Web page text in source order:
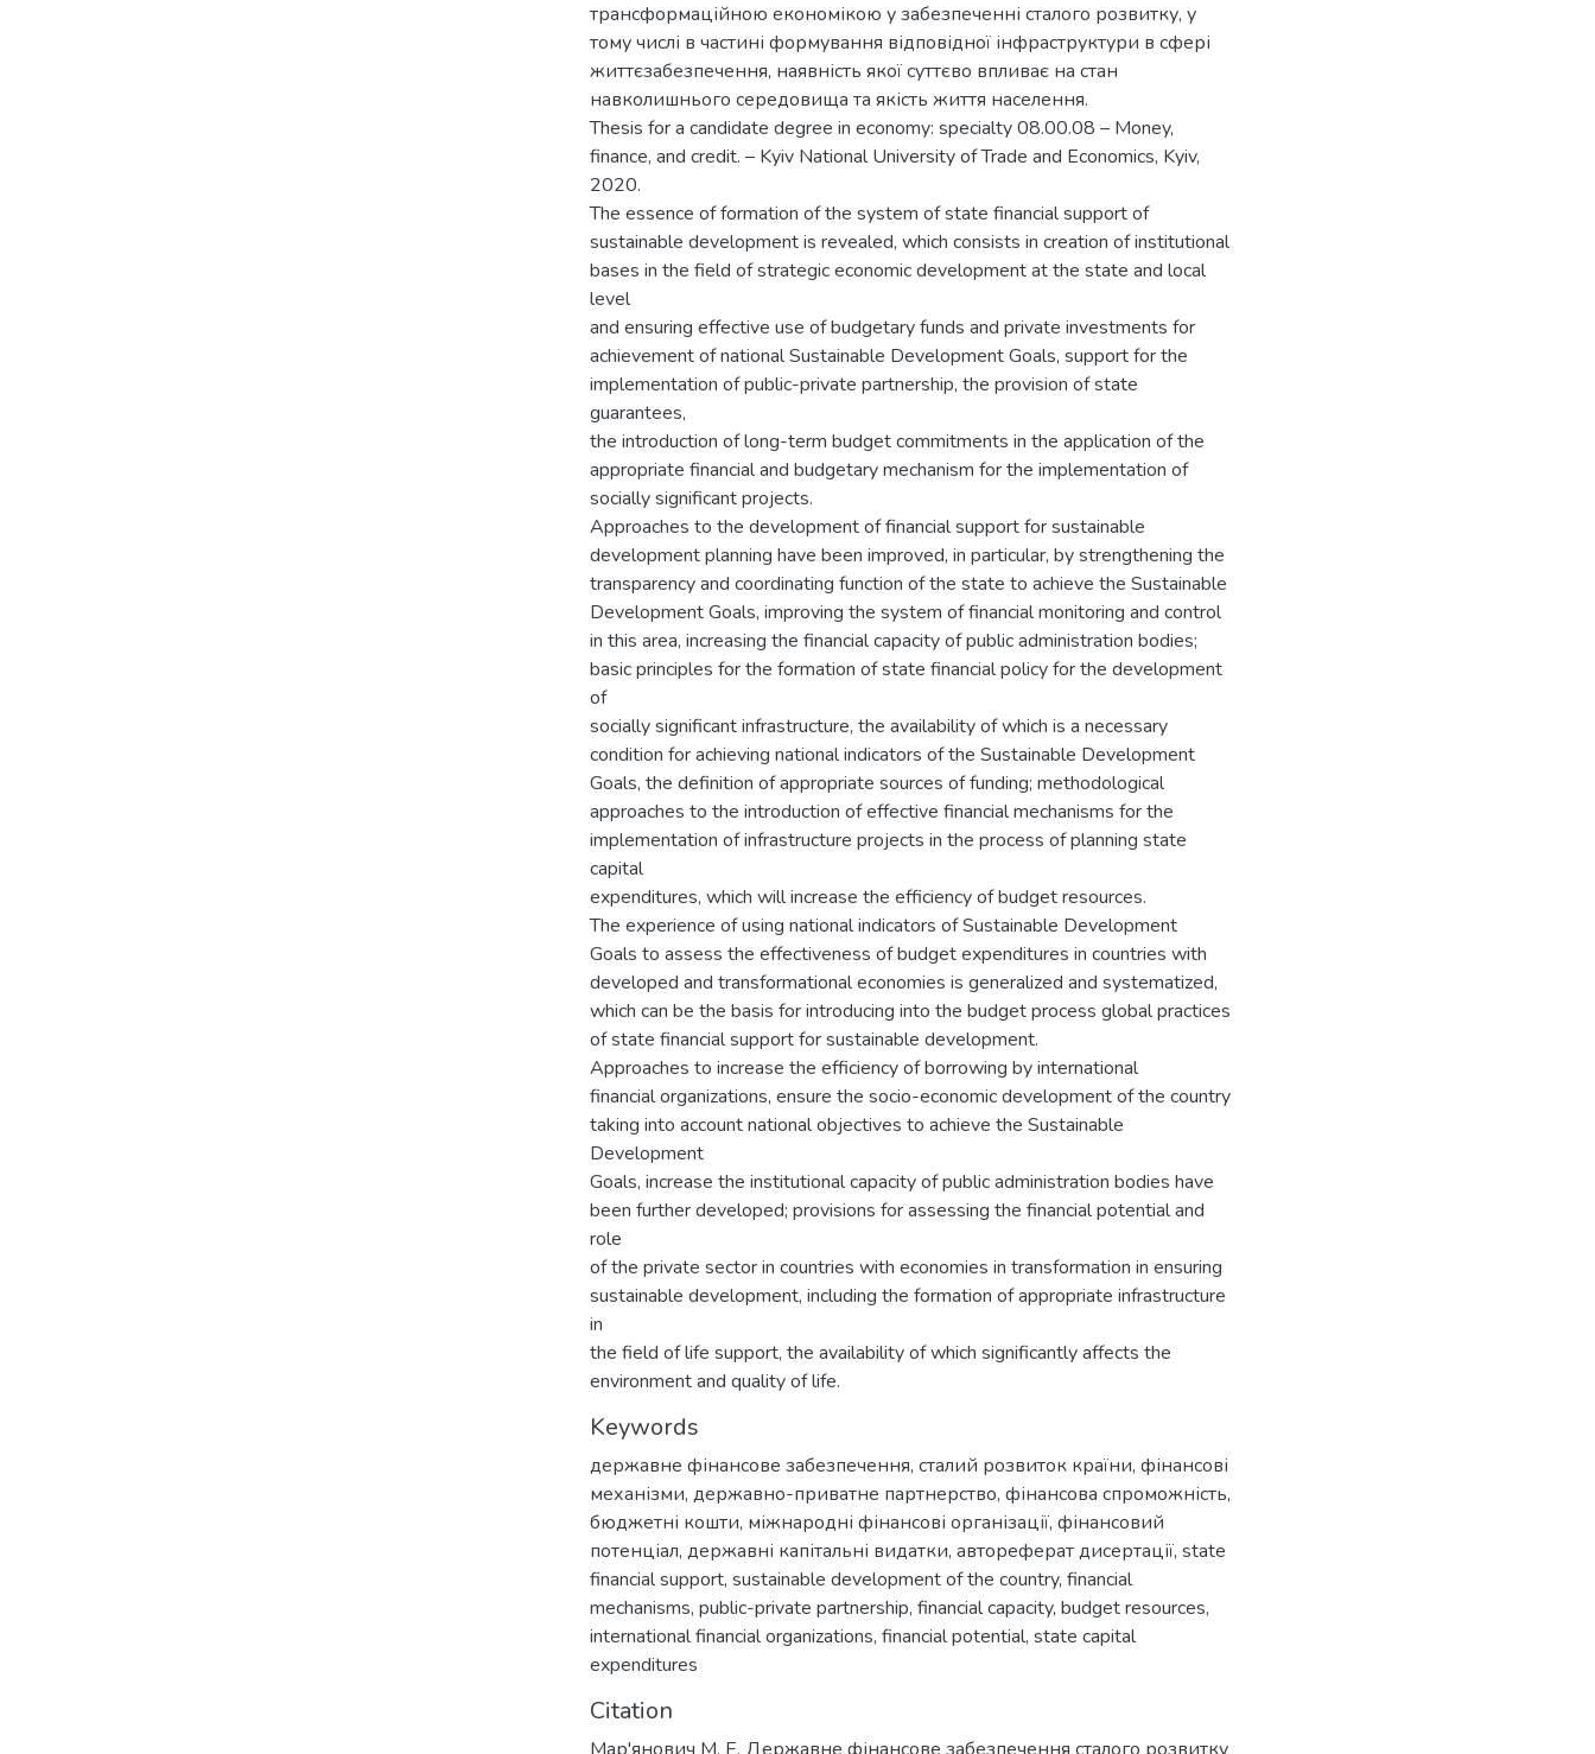
трансформаційною економікою у забезпеченні сталого розвитку, у
тому числі в частині формування відповідної інфраструктури в сфері
життєзабезпечення, наявність якої суттєво впливає на стан
навколишнього середовища та якість життя населення.
Thesis for a candidate degree in economy: specialty 08.00.08 – Money,
finance, and credit. – Kyiv National University of Trade and Economics, Kyiv,
2020.
The essence of formation of the system of state financial support of
sustainable development is revealed, which consists in creation of institutional
bases in the field of strategic economic development at the state and local
level
and ensuring effective use of budgetary funds and private investments for
achievement of national Sustainable Development Goals, support for the
implementation of public-private partnership, the provision of state
guarantees,
the introduction of long-term budget commitments in the application of the
appropriate financial and budgetary mechanism for the implementation of
socially significant projects.
Approaches to the development of financial support for sustainable
development planning have been improved, in particular, by strengthening the
transparency and coordinating function of the state to achieve the Sustainable
Development Goals, improving the system of financial monitoring and control
in this area, increasing the financial capacity of public administration bodies;
basic principles for the formation of state financial policy for the development
of
socially significant infrastructure, the availability of which is a necessary
condition for achieving national indicators of the Sustainable Development
Goals, the definition of appropriate sources of funding; methodological
approaches to the introduction of effective financial mechanisms for the
implementation of infrastructure projects in the process of planning state
capital
expenditures, which will increase the efficiency of budget resources.
The experience of using national indicators of Sustainable Development
Goals to assess the effectiveness of budget expenditures in countries with
developed and transformational economies is generalized and systematized,
which can be the basis for introducing into the budget process global practices
of state financial support for sustainable development.
Approaches to increase the efficiency of borrowing by international
financial organizations, ensure the socio-economic development of the country
taking into account national objectives to achieve the Sustainable
Development
Goals, increase the institutional capacity of public administration bodies have
been further developed; provisions for assessing the financial potential and
role
of the private sector in countries with economies in transformation in ensuring
sustainable development, including the formation of appropriate infrastructure
in
the field of life support, the availability of which significantly affects the
environment and quality of life.
Keywords
державне фінансове забезпечення, сталий розвиток країни, фінансові
механізми, державно-приватне партнерство, фінансова спроможність,
бюджетні кошти, міжнародні фінансові організації, фінансовий
потенціал, державні капітальні видатки, автореферат дисертації, state
financial support, sustainable development of the country, financial
mechanisms, public-private partnership, financial capacity, budget resources,
international financial organizations, financial potential, state capital
expenditures
Citation